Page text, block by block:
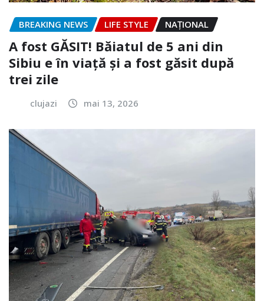
BREAKING NEWS LIFE STYLE NAŢIONAL
A fost GĂSIT! Băiatul de 5 ani din
Sibiu e în viață și a fost găsit după
trei zile
clujazi mai 13, 2026